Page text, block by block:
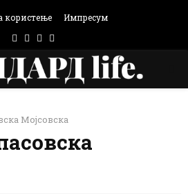
користење Импресум
Facebook
Instagram
Email
Мојсовска